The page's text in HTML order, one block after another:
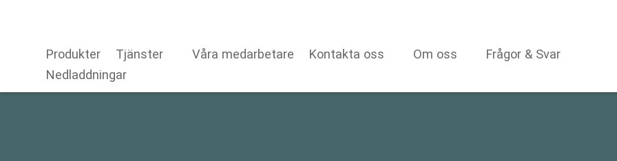
Produkter Tjänster Våra medarbetare Kontakta oss Om oss
Frågor & Svar
Nedladdningar